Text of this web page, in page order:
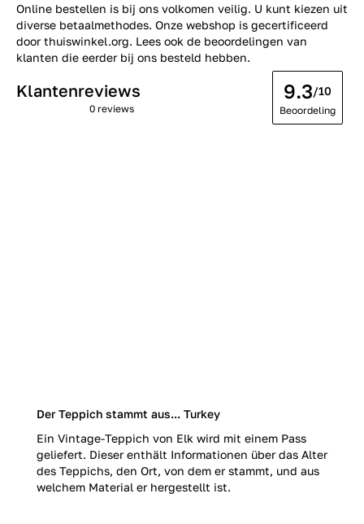
Online bestellen is bij ons volkomen veilig. U kunt kiezen uit
diverse betaalmethodes. Onze webshop is gecertificeerd
door thuiswinkel.org. Lees ook de beoordelingen van
klanten die eerder bij ons besteld hebben.
Der Teppich stammt aus... Turkey
Ein Vintage-Teppich von Elk wird mit einem Pass
geliefert. Dieser enthält Informationen über das Alter
des Teppichs, den Ort, von dem er stammt, und aus
welchem Material er hergestellt ist.
Klantenreviews
0 reviews
9.3/10
Beoordeling